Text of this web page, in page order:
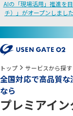
AIの「現場活用」推進を
チ）」がオープンしまし
トップ サービスから探す
全国対応で高品質
なら
プレミアイン